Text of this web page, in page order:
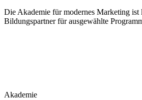
Die Akademie für modernes Marketing ist
Bildungspartner für ausgewählte
Akademie